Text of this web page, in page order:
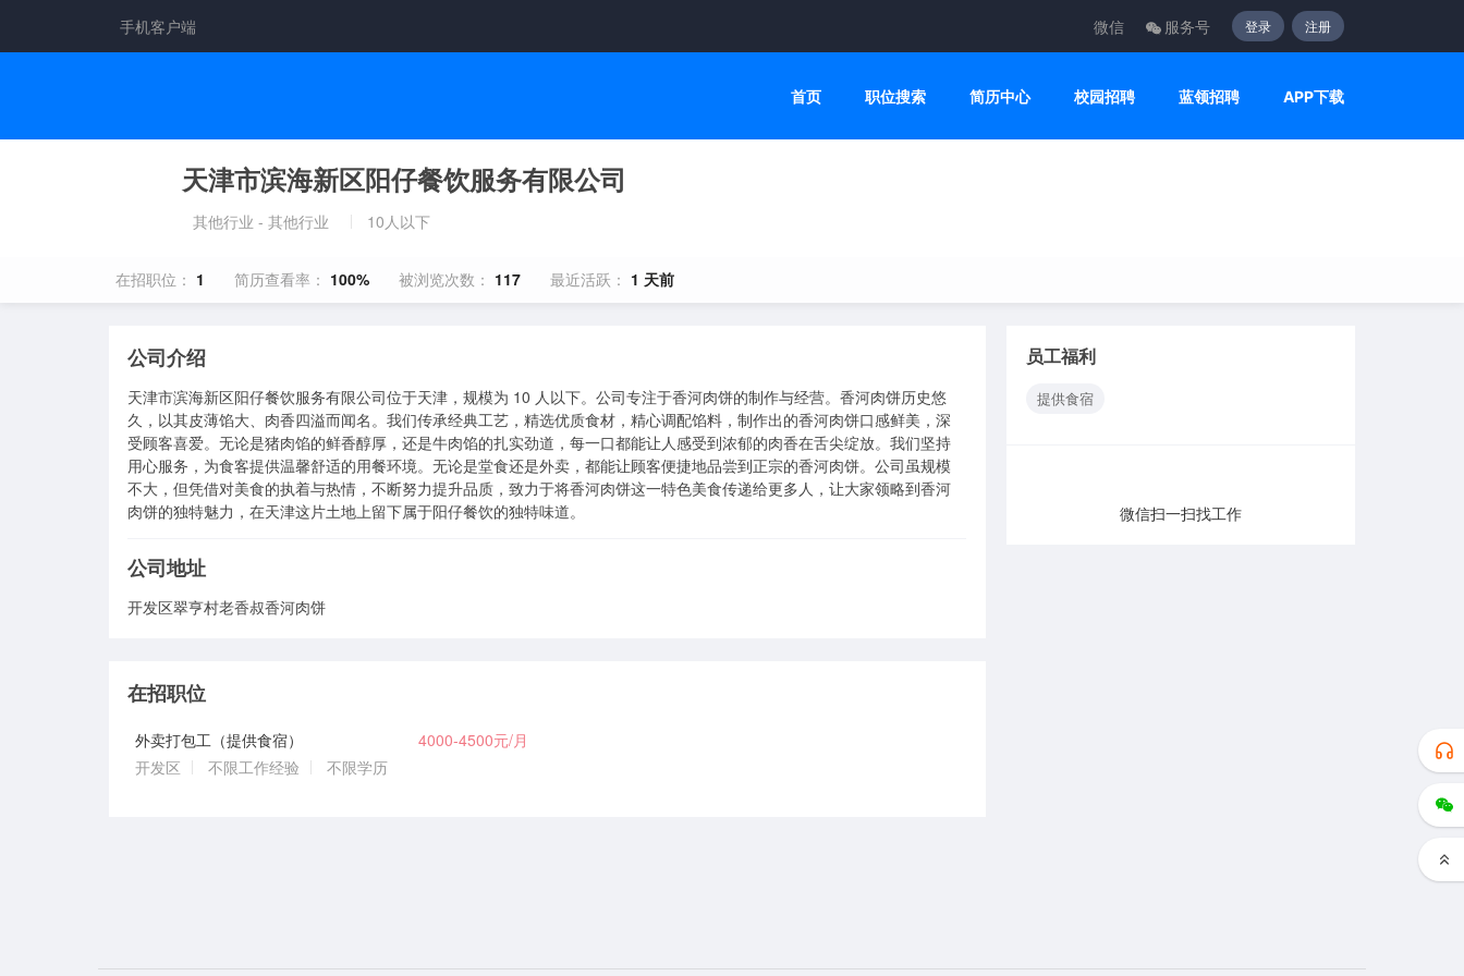
手机客户端 微信 服务号 登录 注册
首页 职位搜索 简历中心 校园招聘 蓝领招聘 APP下载
天津市滨海新区阳仔餐饮服务有限公司
其他行业 - 其他行业 10人以下
在招职位： 1 简历查看率： 100% 被浏览次数： 117 最近活跃： 1 天前
公司介绍
天津市滨海新区阳仔餐饮服务有限公司位于天津，规模为 10 人以下。公司专注于香河肉饼的制作与经营。香河肉饼历史悠
久，以其皮薄馅大、肉香四溢而闻名。我们传承经典工艺，精选优质食材，精心调配馅料，制作出的香河肉饼口感鲜美，深
受顾客喜爱。无论是猪肉馅的鲜香醇厚，还是牛肉馅的扎实劲道，每一口都能让人感受到浓郁的肉香在舌尖绽放。我们坚持
用心服务，为食客提供温馨舒适的用餐环境。无论是堂食还是外卖，都能让顾客便捷地品尝到正宗的香河肉饼。公司虽规模
不大，但凭借对美食的执着与热情，不断努力提升品质，致力于将香河肉饼这一特色美食传递给更多人，让大家领略到香河
肉饼的独特魅力，在天津这片土地上留下属于阳仔餐饮的独特味道。
公司地址
开发区翠亨村老香叔香河肉饼
在招职位
外卖打包工（提供食宿）
4000-4500元/月
开发区
不限工作经验 不限学历
员工福利
提供食宿
微信扫一扫找工作